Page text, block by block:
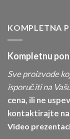
KOMPLETNA
Kompletnu
Sve proizvode
isporučiti na
cena, ili ne
kontaktirajte
Video